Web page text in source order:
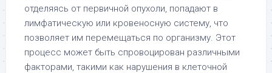
отделяясь от первичной опухоли, попадают в
лимфатическую или кровеносную систему, что
позволяет им перемещаться по организму. Этот
процесс может быть спровоцирован различными
факторами, такими как нарушения в клеточной